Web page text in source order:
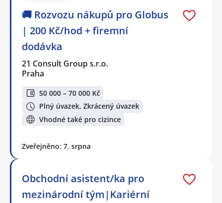
🚚 Rozvozu nákupů pro Globus
| 200 Kč/hod + firemní
dodávka
21 Consult Group s.r.o.
Praha
50 000 – 70 000 Kč
Plný úvazek, Zkrácený úvazek
Vhodné také pro cizince
Zveřejněno: 7. srpna
Obchodní asistent/ka pro
mezinárodní tým|Kariérní